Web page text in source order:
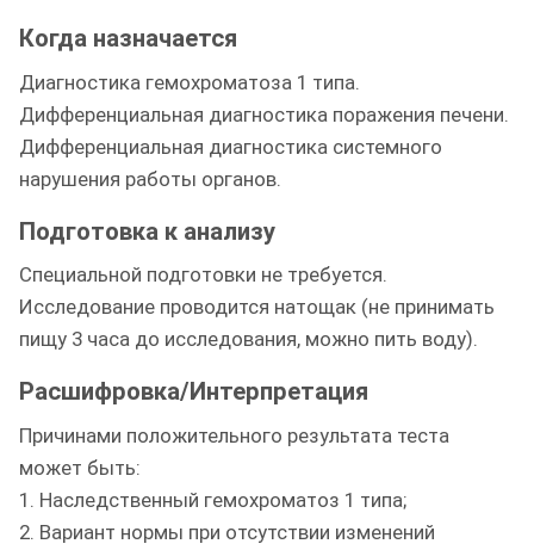
Когда назначается
Диагностика гемохроматоза 1 типа.
Дифференциальная диагностика поражения печени.
Дифференциальная диагностика системного
нарушения работы органов.
Подготовка к анализу
Специальной подготовки не требуется.
Исследование проводится натощак (не принимать
пищу 3 часа до исследования, можно пить воду).
Расшифровка/Интерпретация
Причинами положительного результата теста
может быть:
1. Наследственный гемохроматоз 1 типа;
2. Вариант нормы при отсутствии изменений